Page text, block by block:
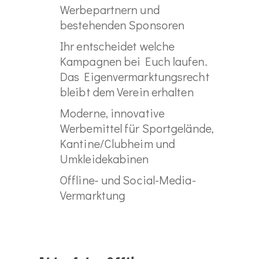
Werbepartnern und
bestehenden Sponsoren
Ihr entscheidet welche
Kampagnen bei Euch laufen.
Das Eigenvermarktungsrecht
bleibt dem Verein erhalten
Moderne, innovative
Werbemittel für Sportgelände,
Kantine/Clubheim und
Umkleidekabinen
Offline- und Social-Media-
Vermarktung